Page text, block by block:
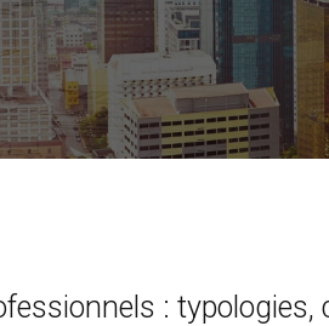
: typologies,